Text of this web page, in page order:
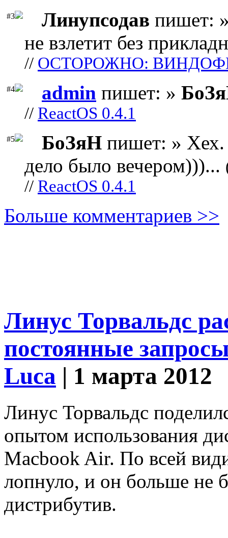
#3 Линупсодав пишет:
не взлетит без
// ОСТОРОЖНО:
#4 admin пишет: »
// ReactOS 0.4.1
#5 БоЗяН пишет: » Хех.
дело было вечером)))...
// ReactOS 0.4.1
Больше комментариев >>
Линус Торвальдс
постоянные
Luca | 1 марта 2012
Линус Торвальдс
опытом использования
Macbook Air. По всей
лопнуло, и он больше не
дистрибутив.